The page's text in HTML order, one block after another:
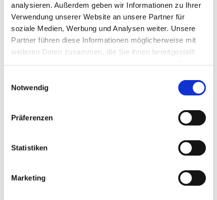
analysieren. Außerdem geben wir Informationen zu Ihrer
Verwendung unserer Website an unsere Partner für
soziale Medien, Werbung und Analysen weiter. Unsere
Partner führen diese Informationen möglicherweise mit
weiteren Daten zusammen, die Sie ihnen bereitgestellt
Notwendig
Präferenzen
Statistiken
Marketing
Dies könnte Sie auch interessieren